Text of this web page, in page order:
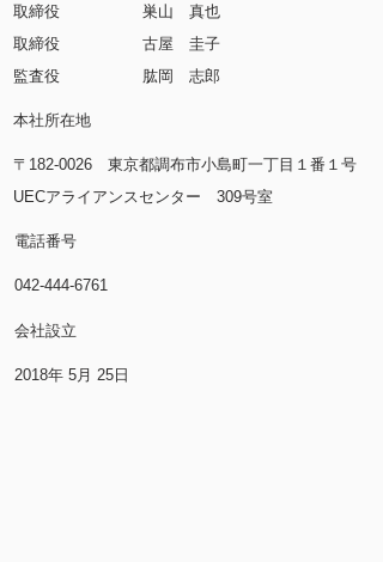
​取締役 巣山 真也
取締役 古屋 圭子
監査役 肱岡 志郎
本社所在地
〒182-0026 東京都調布市小島町一丁目１番１号
UECアライアンスセンター 309号室
電話番号
042-444-6761
​会社設立
2018年 5月 25日